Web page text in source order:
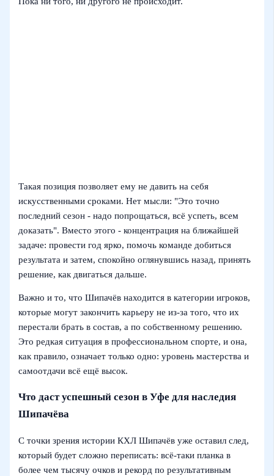
Такая позиция позволяет ему не давить на себя
искусственными сроками. Нет мысли: "Это точно
последний сезон - надо попрощаться, всё успеть, всем
доказать". Вместо этого - концентрация на ближайшей
задаче: провести год ярко, помочь команде добиться
результата и затем, спокойно оглянувшись назад, принять
решение, как двигаться дальше.
Важно и то, что Шипачёв находится в категории игроков,
которые могут закончить карьеру не из‑за того, что их
перестали брать в состав, а по собственному решению.
Это редкая ситуация в профессиональном спорте, и она,
как правило, означает только одно: уровень мастерства и
самоотдачи всё ещё высок.
Что даст успешный сезон в Уфе для наследия
Шипачёва
С точки зрения истории КХЛ Шипачёв уже оставил след,
который будет сложно переписать: всё‑таки планка в
более чем тысячу очков и рекорд по результативным